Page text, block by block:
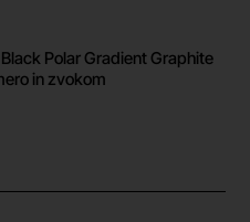
Polar Gradient Graphite
in zvokom